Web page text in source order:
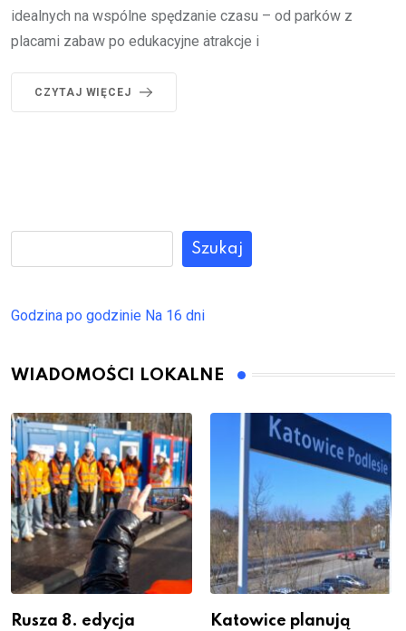
idealnych na wspólne spędzanie czasu – od parków z
placami zabaw po edukacyjne atrakcje i
CZYTAJ WIĘCEJ
Szukaj
Godzina po godzinie Na 16 dni
WIADOMOŚCI LOKALNE
Rusza 8. edycja
Katowice planują